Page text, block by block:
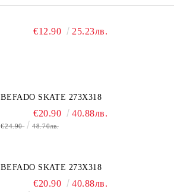
€12.90 25.23лв.
BEFADO SKATE 273X318
€20.90 40.88лв.
€24.90 48.70лв.
BEFADO SKATE 273X318
€20.90 40.88лв.